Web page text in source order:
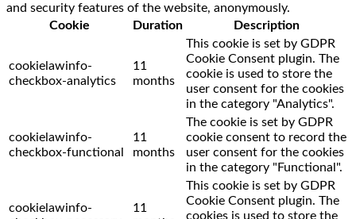
and security features of the website, anonymously.
Cookie
Duration Description
cookielawinfo-
checkbox-analytics
11
months
This cookie is set by GDPR
Cookie Consent plugin. The
cookie is used to store the
user consent for the cookies
in the category "Analytics".
cookielawinfo-
checkbox-functional
11
months
The cookie is set by GDPR
cookie consent to record the
user consent for the cookies
in the category "Functional".
cookielawinfo-
11
This cookie is set by GDPR
Cookie Consent plugin. The
cookies is used to store the